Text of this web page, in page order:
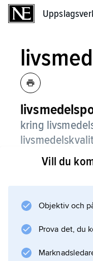
kring
avseenden
Vill du
Objektiv och
Prova det, du